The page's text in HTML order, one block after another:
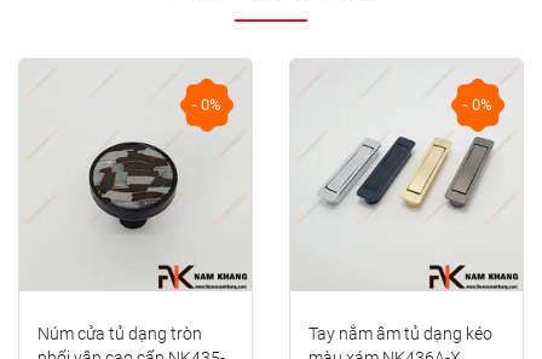
- 0%
Núm cửa tủ dạng tròn
- 0%
Tay nắm âm tủ dạng kéo